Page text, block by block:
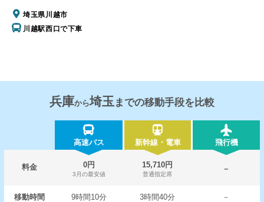
埼玉県川越市
川越駅西口で下車
兵庫から埼玉 までの移動手段を比較
高速バス 新幹線・電車 飛行機
料金 0円
3月の最安値
15,710円
普通指定席
－
移動時間 9時間10分 3時間40分 －